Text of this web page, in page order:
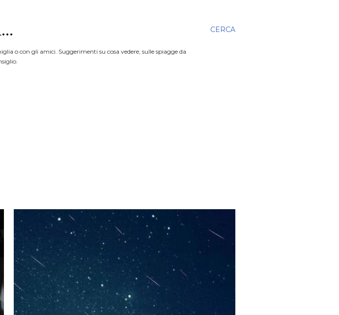
CERCA
o con gli amici. Suggerimenti su cosa vedere, sulle spiagge da